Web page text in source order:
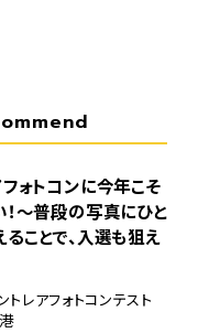
ォトコンに今年こそ
～普段の写真にひと
ことで、入選も狙え
トレアフォトコンテスト